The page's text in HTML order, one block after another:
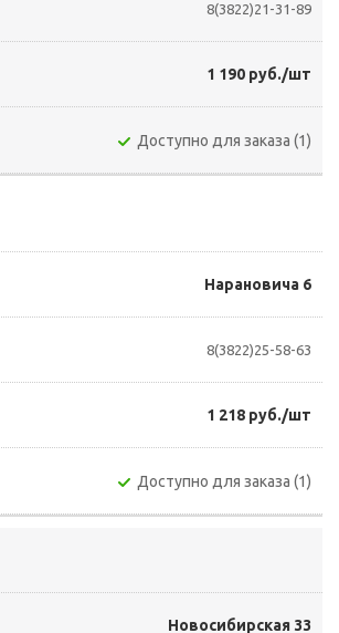
8(3822)21-31-89
1 190 руб./шт
Доступно для заказа (1)
Нарановича 6
8(3822)25-58-63
1 218 руб./шт
Доступно для заказа (1)
Новосибирская 33